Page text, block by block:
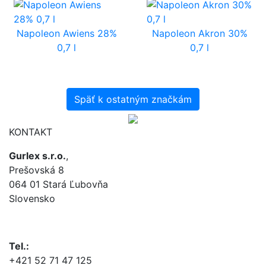
Napoleon Awiens 28%
0,7 l
Napoleon Akron 30%
0,7 l
Späť k ostatným značkám
KONTAKT
Gurlex s.r.o.,
Prešovská 8
064 01 Stará Ľubovňa
Slovensko
Tel.:
+421 52 71 47 125